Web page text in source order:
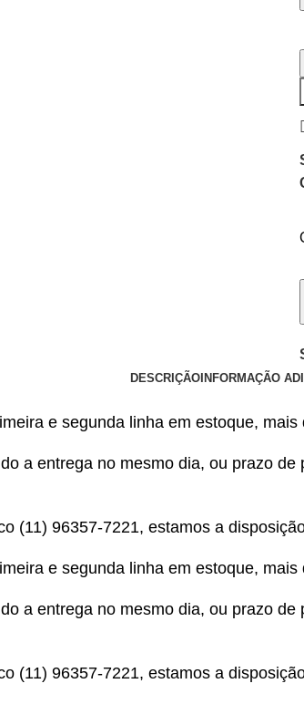
DESCRIÇÃO INFORMAÇÃO
e segunda linha em estoque,
a entrega no mesmo dia, ou prazo
(11) 96357-7221, estamos a
e segunda linha em estoque,
a entrega no mesmo dia, ou prazo
(11) 96357-7221, estamos a